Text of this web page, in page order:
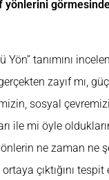
yönlerini
Yön” tanımını
zayıf mı,
sosyal
ile mi öyle
ne zaman ne
çıktığını tespit